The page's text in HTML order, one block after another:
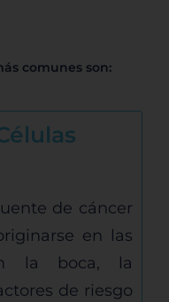
comunes son:
de cáncer
en las
la boca, la
de riesgo